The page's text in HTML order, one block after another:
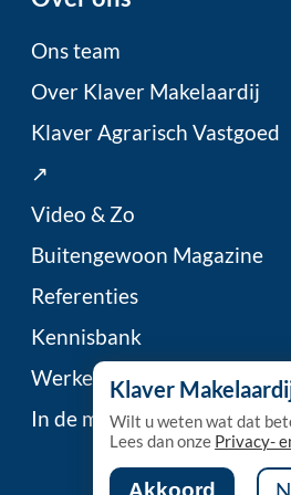
Ons team
Over Klaver Makelaardij
Klaver Agrarisch Vastgoed
↗
Video & Zo
Buitengewoon Magazine
Referenties
Kennisbank
Werken bij Klaver
In de media
Klaver
Wilt u weten wat dat
Lees dan onze Privacy-
Akkoord